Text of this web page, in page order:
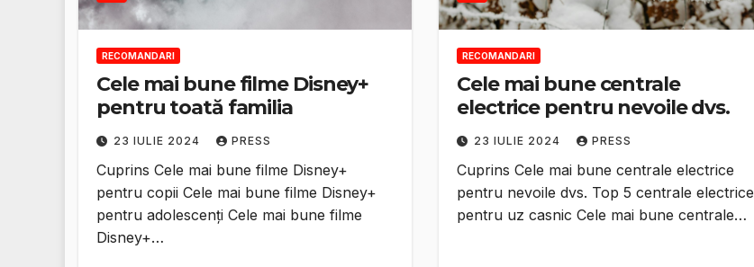
RECOMANDARI
Cele mai bune filme Disney+
pentru toată familia
23 IULIE 2024 PRESS
Cuprins Cele mai bune filme Disney+
pentru copii Cele mai bune filme Disney+
pentru adolescenți Cele mai bune filme
Disney+…
RECOMANDARI
Cele mai bune centrale
electrice pentru nevoile dvs.
23 IULIE 2024 PRESS
Cuprins Cele mai bune centrale electrice
pentru nevoile dvs. Top 5 centrale electrice
pentru uz casnic Cele mai bune centrale…